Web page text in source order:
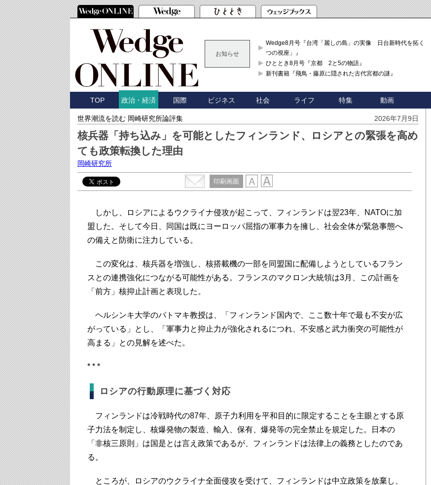
お知らせ
Wedge8月号『台湾「麗しの島」の実像 日台新時代を拓く「3
つの視座」』
ひととき8月号『京都 2と5の物語』
新刊書籍『飛鳥・藤原に隠された古代宮都の謎』
TOP 政治・経済 国際 ビジネス 社会 ライフ 特集 動画
世界潮流を読む 岡崎研究所論評集 2026年7月9日
核兵器「持ち込み」を可能としたフィンランド、ロシアとの緊張を高め
ても政策転換した理由
岡崎研究所
印刷画面
しかし、ロシアによるウクライナ侵攻が起こって、フィンランドは翌23年、NATOに加
盟した。そして今日、同国は既にヨーロッパ屈指の軍事力を擁し、社会全体が緊急事態へ
の備えと防衛に注力している。
この変化は、核兵器を増強し、核搭載機の一部を同盟国に配備しようとしているフラン
スとの連携強化につながる可能性がある。フランスのマクロン大統領は3月、この計画を
「前方」核抑止計画と表現した。
ヘルシンキ大学のパトマキ教授は、「フィンランド国内で、ここ数十年で最も不安が広
がっている」とし、「軍事力と抑止力が強化されるにつれ、不安感と武力衝突の可能性が
高まる」との見解を述べた。
* * *
ロシアの行動原理に基づく対応
フィンランドは冷戦時代の87年、原子力利用を平和目的に限定することを主眼とする原
子力法を制定し、核爆発物の製造、輸入、保有、爆発等の完全禁止を規定した。日本の
「非核三原則」は国是とは言え政策であるが、フィンランドは法律上の義務としたのであ
る。
ところが、ロシアのウクライナ全面侵攻を受けて、フィンランドは中立政策を放棄し、